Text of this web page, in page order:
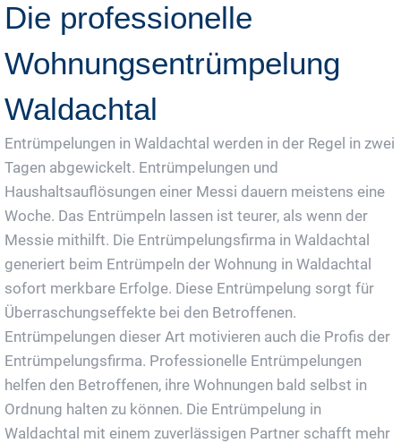
Die professionelle
Wohnungsentrümpelung
Waldachtal
Entrümpelungen in Waldachtal werden in der Regel in zwei
Tagen abgewickelt. Entrümpelungen und
Haushaltsauflösungen einer Messi dauern meistens eine
Woche. Das Entrümpeln lassen ist teurer, als wenn der
Messie mithilft. Die Entrümpelungsfirma in Waldachtal
generiert beim Entrümpeln der Wohnung in Waldachtal
sofort merkbare Erfolge. Diese Entrümpelung sorgt für
Überraschungseffekte bei den Betroffenen.
Entrümpelungen dieser Art motivieren auch die Profis der
Entrümpelungsfirma. Professionelle Entrümpelungen
helfen den Betroffenen, ihre Wohnungen bald selbst in
Ordnung halten zu können. Die Entrümpelung in
Waldachtal mit einem zuverlässigen Partner schafft mehr